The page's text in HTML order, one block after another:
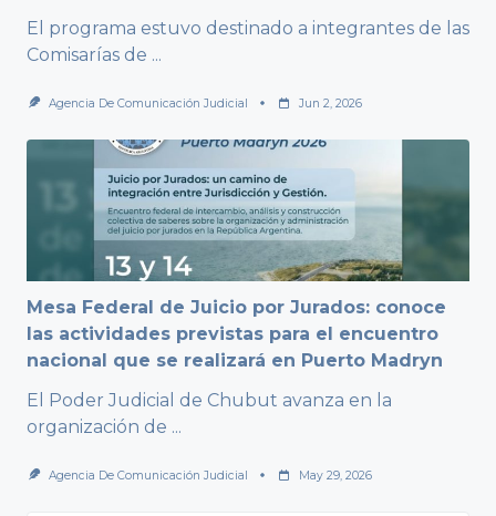
El programa estuvo destinado a integrantes de las
Comisarías de ...
Agencia De Comunicación Judicial Jun 2, 2026
Mesa Federal de Juicio por Jurados: conoce
las actividades previstas para el encuentro
nacional que se realizará en Puerto Madryn
El Poder Judicial de Chubut avanza en la
organización de ...
Agencia De Comunicación Judicial May 29, 2026